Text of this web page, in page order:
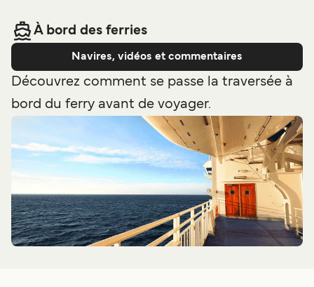
À bord des ferries
Navires, vidéos et commentaires
Découvrez comment se passe la traversée à
bord du ferry avant de voyager.